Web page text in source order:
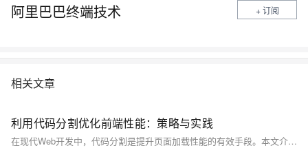
阿里巴巴终端技术 + 订阅
相关文章
利用代码分割优化前端性能：策略与实践
在现代Web开发中，代码分割是提升页面加载性能的有效手段。本文介绍代码分割的概念、重要性及其实现策略，包括动态导入、路由分割等方法，并探讨在React、Vue、Angular等前端框架中的具体应用。